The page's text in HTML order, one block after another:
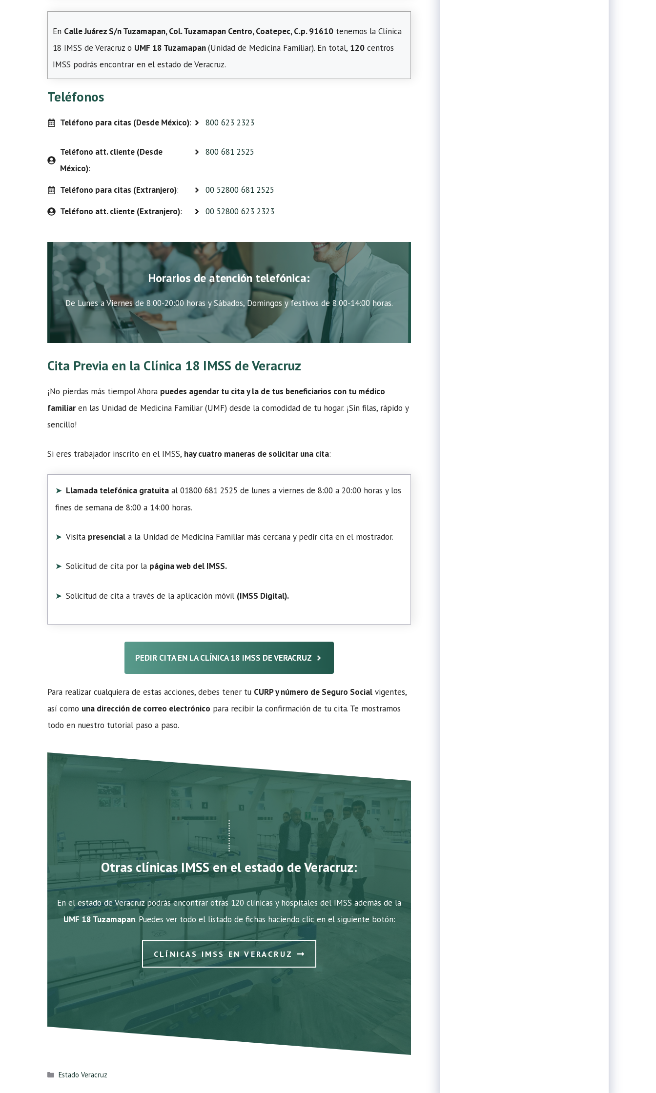
En Calle Juárez S/n Tuzamapan, Col. Tuzamapan Centro, Coatepec, C.p. 91610 tenemos la Clínica
18 IMSS de Veracruz o UMF 18 Tuzamapan(Unidad de Medicina Familiar). En total, 120 centros
IMSS podrás encontrar en el estado de Veracruz.
Teléfonos
Teléfono para citas (Desde México): 800 623 2323
Teléfono att. cliente (Desde
México):
800 681 2525
Teléfono para citas (Extranjero):
00 52800 681 2525
Teléfono att. cliente (Extranjero): 00 52800 623 2323
Horarios de atención telefónica:
De Lunes a Viernes de 8:00-20:00 horas y Sábados, Domingos y festivos de 8:00-14:00 horas.
Cita Previa en la Clínica 18 IMSS de Veracruz
¡No pierdas más tiempo! Ahora puedes agendar tu cita y la de tus beneficiarios con tu médico
familiar en las Unidad de Medicina Familiar (UMF) desde la comodidad de tu hogar. ¡Sin filas, rápido y
sencillo!
Si eres trabajador inscrito en el IMSS, hay cuatro maneras de solicitar una cita:
Llamada telefónica gratuita al 01800 681 2525 de lunes a viernes de 8:00 a 20:00 horas y los
fines de semana de 8:00 a 14:00 horas.
Visita presencial a la Unidad de Medicina Familiar más cercana y pedir cita en el mostrador.
Solicitud de cita por la página web del IMSS.
Solicitud de cita a través de la aplicación móvil (IMSS Digital).
PEDIR CITA EN LA CLÍNICA 18 IMSS DE VERACRUZ
Para realizar cualquiera de estas acciones, debes tener tu CURP y número de Seguro Social vigentes,
así como una dirección de correo electrónico para recibir la confirmación de tu cita. Te mostramos
todo en nuestro tutorial paso a paso.
Otras clínicas IMSS en el estado de Veracruz:
En el estado de Veracruz podrás encontrar otras 120 clínicas y hospitales del IMSS además de la
UMF 18 Tuzamapan. Puedes ver todo el listado de fichas haciendo clic en el siguiente botón:
CLÍNICAS IMSS EN VERACRUZ
Categorías
Estado Veracruz